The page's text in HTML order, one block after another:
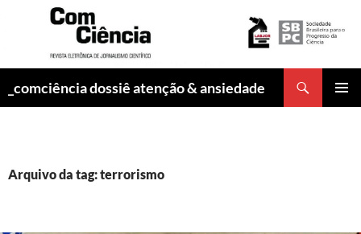
_comciência dossiê atenção & ansiedade
Arquivo da tag: terrorismo